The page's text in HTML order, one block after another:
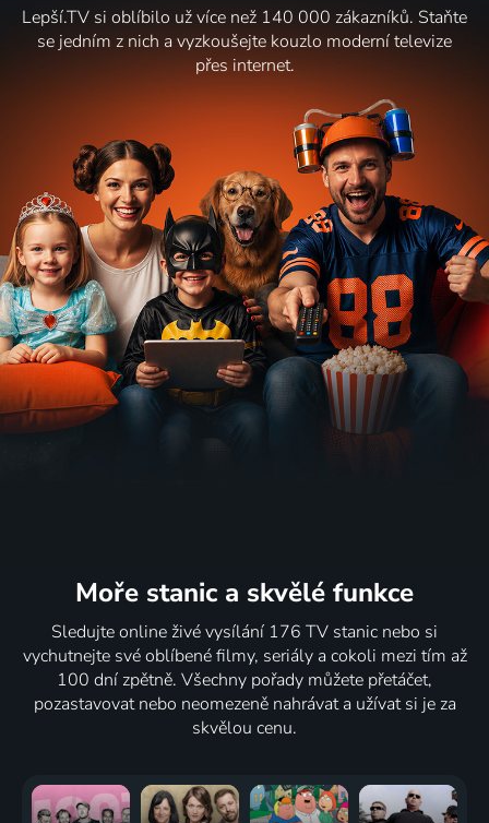
Lepší.TV si oblíbilo už více než 140 000 zákazníků. Staňte
se jedním z nich a vyzkoušejte kouzlo moderní televize
přes internet.
Moře stanic a skvělé funkce
Sledujte online živé vysílání 176 TV stanic nebo si
vychutnejte své oblíbené filmy, seriály a cokoli mezi tím až
100 dní zpětně. Všechny pořady můžete přetáčet,
pozastavovat nebo neomezeně nahrávat a užívat si je za
skvělou cenu.